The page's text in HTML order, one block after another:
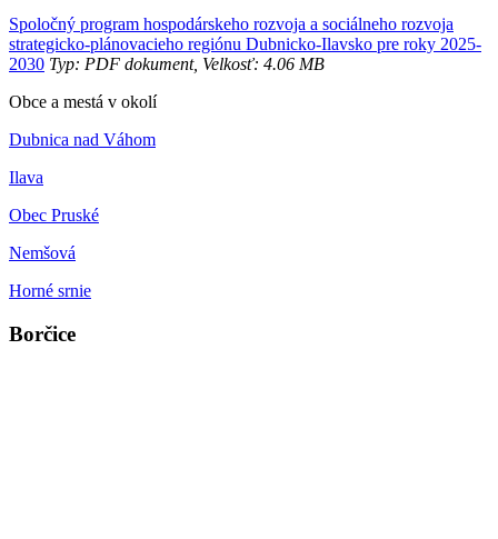
Spoločný program hospodárskeho rozvoja a sociálneho rozvoja
strategicko-plánovacieho regiónu Dubnicko-Ilavsko pre roky 2025-
2030 Typ: PDF dokument, Velkosť: 4.06 MB
Obce a mestá v okolí
Dubnica nad Váhom
Ilava
Obec Pruské
Nemšová
Horné srnie
Borčice